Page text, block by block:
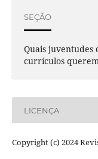
SEÇÃO
Quais juventudes
currículos
LICENÇA
Copyright (c) 2024